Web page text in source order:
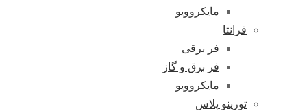
مایکروویو
فرانتا
فر برقی
فر برق و گاز
مایکروویو
تورینو پلاس